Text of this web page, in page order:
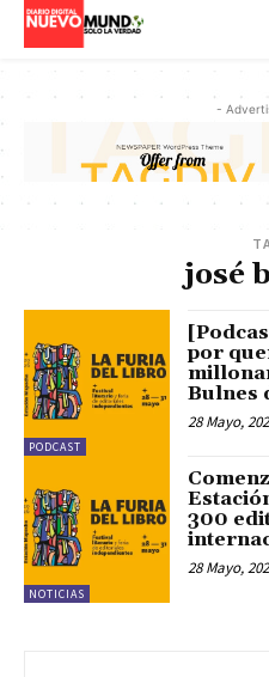
-
josé
PODCAST
por
Bulnes
28 Mayo,
NOTICIAS
300
28 Mayo,